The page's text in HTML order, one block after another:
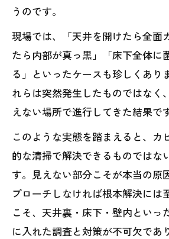
うのです。
現場では、「天井を開けたら全面
たら内部が真っ黒」「床下全体に
る」といったケースも珍しくあり
れらは突然発生したものではなく
えない場所で進行してきた結果で
このような実態を踏まえると、カ
的な清掃で解決できるものではな
す。見えない部分こそが本当の原
プローチしなければ根本解決には
こそ、天井裏・床下・壁内といっ
に入れた調査と対策が不可欠であ